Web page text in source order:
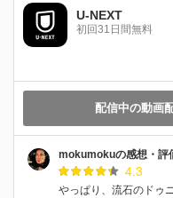
U-NEXT
初回31日間無料
配信中の動画
mokumokuの感想・評
4.3
やっぱり、流石のドゥ